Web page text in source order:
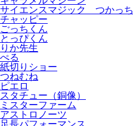
サイエンスマジック つかっち
チャッピー
ごっちくん
とっぴくん
りか先生
ぺる
紙切りショー
つねむね
ピエロ
スタチュー（銅像）
ミスターファーム
アストロノーツ